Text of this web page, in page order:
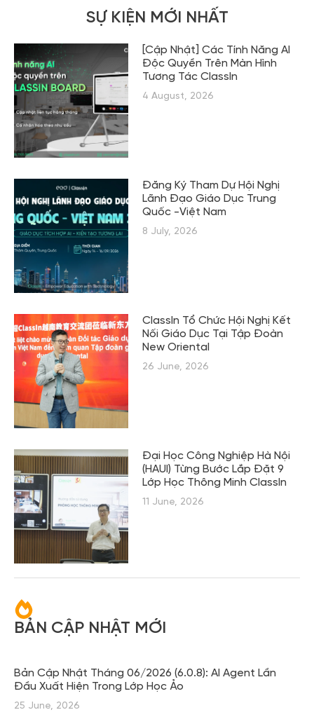
SỰ KIỆN MỚI NHẤT
[Cập Nhật] Các Tính Năng AI
Độc Quyền Trên Màn Hình
Tương Tác ClassIn
4 August, 2026
Đăng Ký Tham Dự Hội Nghị
Lãnh Đạo Giáo Dục Trung
Quốc -Việt Nam
8 July, 2026
ClassIn Tổ Chức Hội Nghị Kết
Nối Giáo Dục Tại Tập Đoàn
New Oriental
26 June, 2026
Đại Học Công Nghiệp Hà Nội
(HAUI) Từng Bước Lắp Đặt 9
Lớp Học Thông Minh ClassIn
11 June, 2026
BẢN CẬP NHẬT MỚI
Bản Cập Nhật Tháng 06/2026 (6.0.8): AI Agent Lần
Đầu Xuất Hiện Trong Lớp Học Ảo
25 June, 2026